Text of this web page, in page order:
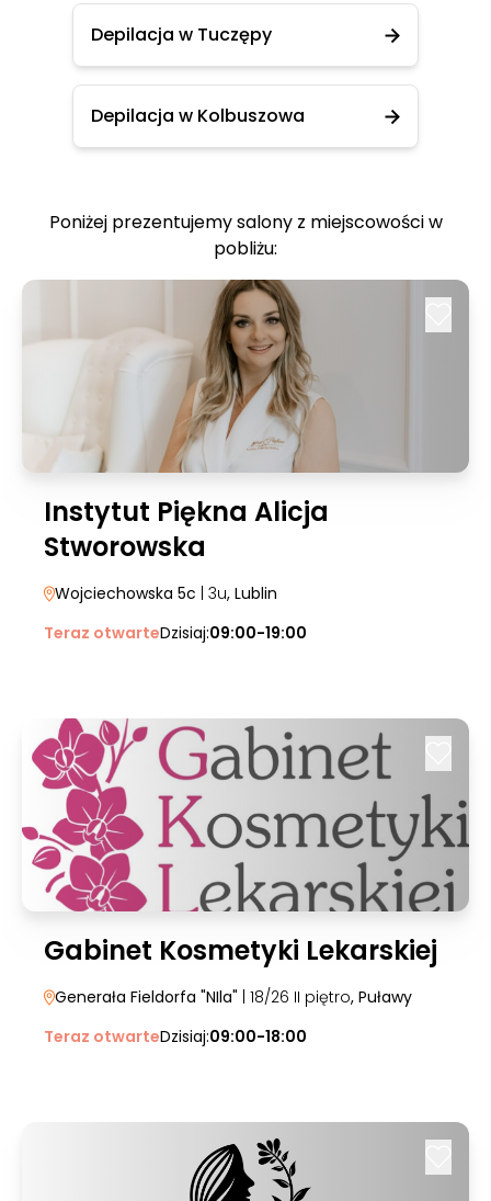
Depilacja w Tuczępy
Depilacja w Kolbuszowa
Poniżej prezentujemy salony z miejscowości w
pobliżu:
Instytut Piękna Alicja
Stworowska
Wojciechowska 5c | 3u, Lublin
Teraz otwarteDzisiaj:09:00-19:00
Gabinet Kosmetyki Lekarskiej
Generała Fieldorfa "NIla" | 18/26 II piętro, Puławy
Teraz otwarteDzisiaj:09:00-18:00